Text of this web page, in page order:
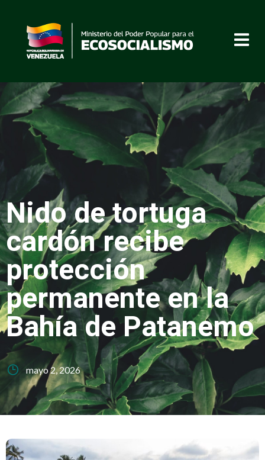
Nido de tortuga
cardón recibe
protección
permanente en la
Bahía de Patanemo
mayo 2, 2026